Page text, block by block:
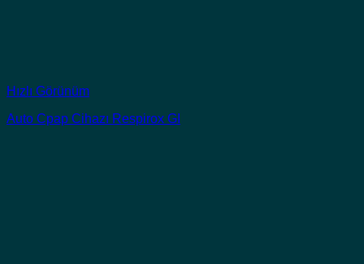
Hızlı Görünüm
Auto Cpap Cihazı Respirox GI